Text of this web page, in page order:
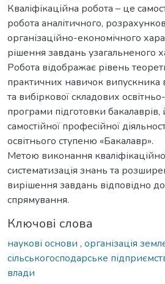
Кваліфікаційна робота – це
робота аналітичного,
організаційно-економічного
рішення завдань узагальненого
Робота відображає рівень
практичних навичок випускника
та вибіркової складових
програми підготовки бакалаврів,
самостійної професійної
освітнього ступеню «Бакалавр».
Метою виконання
систематизація знань та
вирішення завдань відповідно
спрямування.
Ключові слова
наукові основи , організація
сільськогосподарське
влади